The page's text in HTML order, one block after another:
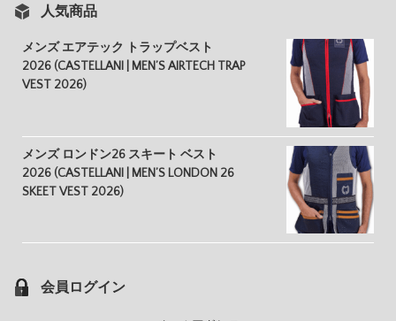
人気商品
メンズ エアテック トラップベスト
2026 (CASTELLANI | MEN’S AIRTECH TRAP
VEST 2026)
メンズ ロンドン26 スキート ベスト
2026 (CASTELLANI | MEN’S LONDON 26
SKEET VEST 2026)
会員ログイン